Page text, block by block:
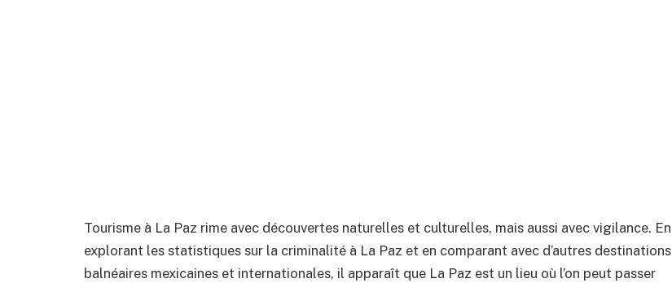
Tourisme à La Paz rime avec découvertes naturelles et culturelles, mais aussi avec vigilance. En
explorant les statistiques sur la criminalité à La Paz et en comparant avec d’autres destinations
balnéaires mexicaines et internationales, il apparaît que La Paz est un lieu où l’on peut passer